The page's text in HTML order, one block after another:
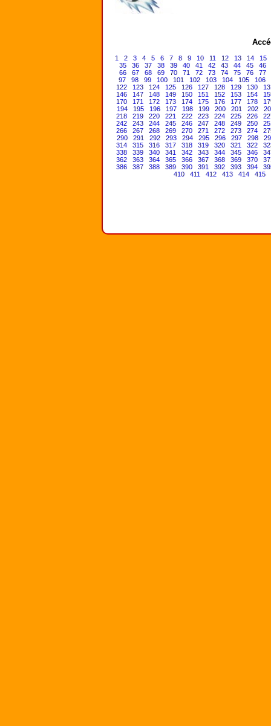
1 2 3 4 5 6 7 8 9 10 11 12 13 14
15
35
36 37 38 39 40 41 42 43 44 45
46
66
67 68 69 70 71 72 73 74 75 76
77
97
98 99 100 101 102 103 104 105
106
122
123 124 125 126 127 128 129 130
146
147 148 149 150 151 152 153 154
170
171 172 173 174 175 176 177 178
194
195 196 197 198 199 200 201 202
218
219 220 221 222 223 224 225 226
242
243 244 245 246 247 248 249 250
266
267 268 269 270 271 272 273 274
290
291 292 293 294 295 296 297 298
314
315 316 317 318 319 320 321 322
338
339 340 341 342 343 344 345 346
362
363 364 365 366 367 368 369 370
386
387 388 389 390 391 392 393 394
410
411 412 413 414 415